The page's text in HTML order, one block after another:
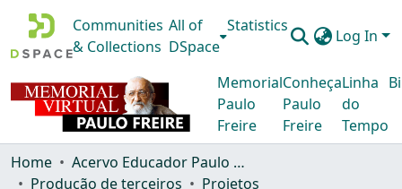
Communities
& Collections
All of
DSpace
Statistics
Log In
Memorial
Paulo
Freire
Conheça
Paulo
Freire
Linha
do
Tempo
Home
Acervo Educador Paulo Freire
Produção de terceiros
Projetos